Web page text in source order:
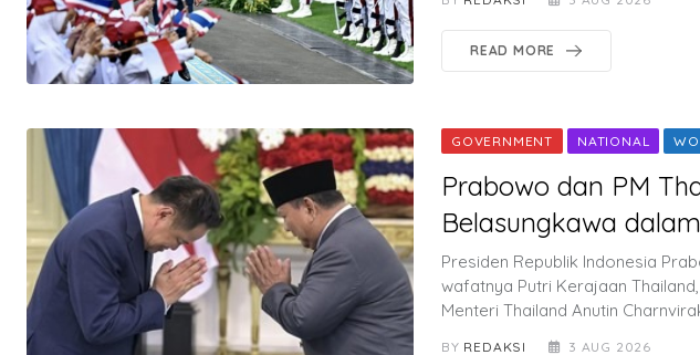
READ MORE
GOVERNMENT NATIONAL
Prabowo dan PM
Belasungkawa
Presiden Republik Indonesia
wafatnya Putri Kerajaan
Menteri Thailand Anutin
BY REDAKSI 3 AUG 2026